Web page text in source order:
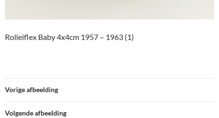
Rolleiflex Baby 4x4cm 1957 – 1963 (1)
Vorige afbeelding
Volgende afbeelding